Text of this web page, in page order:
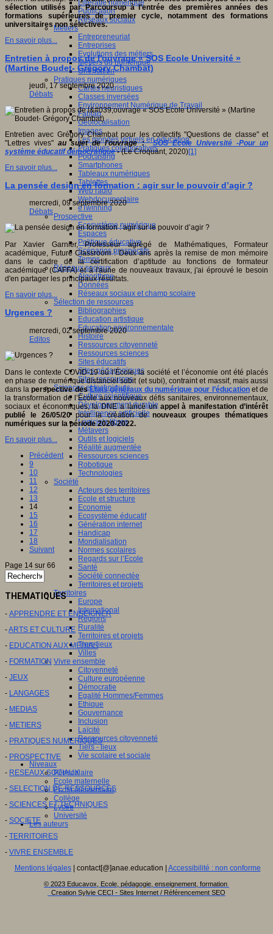
Littératie numérique
Publication
Réseaux sociaux
Métiers
Entrepreneuriat
Entreprises
Evolutions des métiers
Métiers du numérique
Orientation
Pratiques numériques
Cartes heuristiques
Classes inversées
Environnement Numérique de Travail
Fablab
Géolocalisation
Images
Les mondes virtuels en éducation
Pratiques collaboratives
Podcasting
Smartphones
Tableaux numériques
Tablettes
Web radio
Webdocumentaire
eTwinning
Prospective
Ecosystème numérique
Espaces
Politique éducative
Scénarios prospectifs
Temps
Réseaux sociaux
Algorithme
Données
Réseaux sociaux et champ scolaire
Sélection de ressources
Bibliographies
Education artistique
Education environnementale
Histoire
Ressources citoyenneté
Ressources sciences
Sites éducatifs
Sites pédagogiques
Sites ressources
Sciences et techniques
Culture scientifique
Développement durable
Intelligence artificielle
Logiciels libres
Métavers
Outils et logiciels
Réalité augmentée
Ressources sciences
Robotique
Technologies
Société
Acteurs des territoires
Ecole et structure
Economie
Ecosystème éducatif
Génération internet
Handicap
Mondialisation
Normes scolaires
Regards sur l’Ecole
Santé
Société connectée
Territoires et projets
Territoires
Europe
International
Régions
Ruralité
Territoires et projets
Tiers lieux
Villes
Vivre ensemble
Citoyenneté
Culture européenne
Démocratie
Egalité Hommes/Femmes
Ethique
Gouvernance
Inclusion
Laïcité
Ressources citoyenneté
Tiers - lieux
Vie scolaire et sociale
Niveaux
Périscolaire
Ecole maternelle
Ecole élémentaire
Collège
Lycée
Université
Les auteurs
sélection utilisés par Parcoursup à l'entrée des premières années des
formations supérieures de premier cycle, notamment des formations
universitaires non sélectives.
En savoir plus...
Entretien à propos de l'ouvrage « SOS Ecole Université »
(Martine Boudet- Grégory Chambat)
jeudi, 17 septembre 2020
Débats
Entretien avec Grégory Chambat pour les collectifs "Questions de classe" et
"Lettres vives"au sujet de l'ouvrage :SOS Ecole Université -Pour un
système éducatif démocratique-(Le Croquant, 2020)[1]
En savoir plus...
La pensée design en formation : agir sur le pouvoir d’agir ?
mercredi, 09 septembre 2020
Débats
Par Xavier Garnier, Professeur agrégé de Mathématiques, Formateur
académique, Future Classroom : Deux ans après la remise de mon mémoire
dans le cadre de la certification d’aptitude au fonctions de formateur
académique (CAFFA) et à l'aune de nouveaux travaux, j'ai éprouvé le besoin
d'en partager les principaux résultats.
En savoir plus...
Urgences ?
mercredi, 02 septembre 2020
Editos
Dans le contexte COVID-19 où l’École, la société et l’économie ont été placés
en phase de numérique distanciel subit (et subi), contraint et massif, mais aussi
dans laperspective desEtats généraux du numérique pour l’éducationet de
la transformation de l’École aux nouveaux défis sanitaires, environnementaux,
sociaux et économiques, la DNE a lancé un appel à manifestation d’intérêt
publié le 26/05/20pour la création de nouveaux groupes thématiques
numériques sur la période 2020-2022.
En savoir plus...
Précédent
9
10
11
12
13
14
15
16
17
18
Suivant
Page 14 sur 66
THEMATIQUES
- APPRENDRE ET ENSEIGNER
-ARTS ET CULTURE
- EDUCATION AUX MEDIAS
- FORMATION
- JEUX
- LANGAGES
- MEDIAS
- METIERS
- PRATIQUES NUMERIQUES
- PROSPECTIVE
- RESEAUX SOCIAUX
- SELECTION DE RESSOURCES
- SCIENCES ET TECHNIQUES
- SOCIETE
- TERRITOIRES
- VIVRE ENSEMBLE
Mentions légales| contact[@]anae.education | Accessibilité : non conforme
© 2023 Educavox, Ecole, pédagogie, enseignement, formation
Creation Sylvie CECI - Sites Internet / Référencement SEO